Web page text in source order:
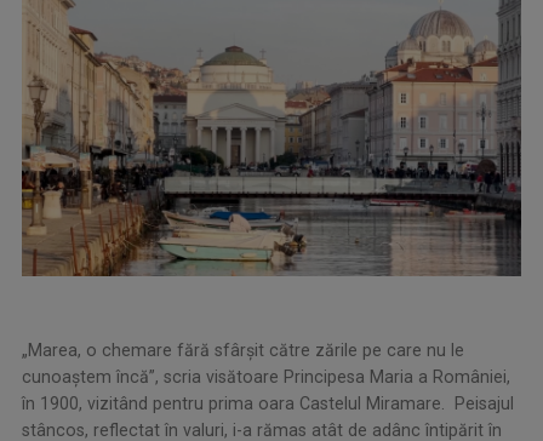
„Marea, o chemare fără sfârșit către zările pe care nu le
cunoaștem încă”, scria visătoare Principesa Maria a României,
în 1900, vizitând pentru prima oara Castelul Miramare. Peisajul
stâncos, reflectat în valuri, i-a rămas atât de adânc întipărit în